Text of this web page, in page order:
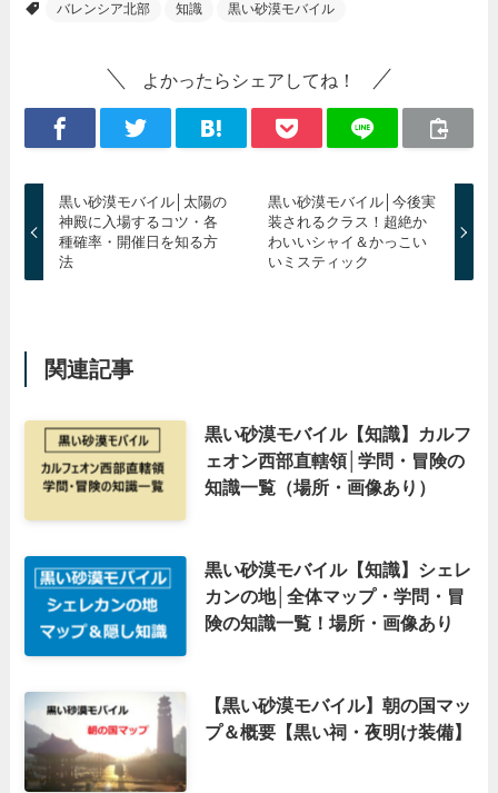
バレンシア北部 知識 黒い砂漠モバイル
よかったらシェアしてね！
黒い砂漠モバイル│太陽の
神殿に入場するコツ・各
種確率・開催日を知る方
法
黒い砂漠モバイル│今後実
装されるクラス！超絶か
わいいシャイ＆かっこい
いミスティック
関連記事
黒い砂漠モバイル【知識】カルフ
ェオン西部直轄領│学問・冒険の
知識一覧（場所・画像あり）
黒い砂漠モバイル【知識】シェレ
カンの地│全体マップ・学問・冒
険の知識一覧！場所・画像あり
【黒い砂漠モバイル】朝の国マッ
プ＆概要【黒い祠・夜明け装備】